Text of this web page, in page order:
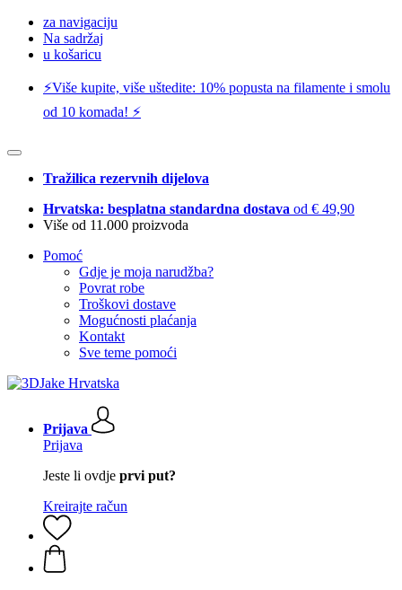
za navigaciju
Na sadržaj
u košaricu
⚡️Više kupite, više uštedite: 10% popusta na filamente i smolu
od 10 komada! ⚡️
Tražilica rezervnih dijelova
Hrvatska: besplatna standardna dostava od € 49,90
Više od 11.000 proizvoda
Pomoć
Gdje je moja narudžba?
Povrat robe
Troškovi dostave
Mogućnosti plaćanja
Kontakt
Sve teme pomoći
Prijava
Prijava
Jeste li ovdje prvi put?
Kreirajte račun